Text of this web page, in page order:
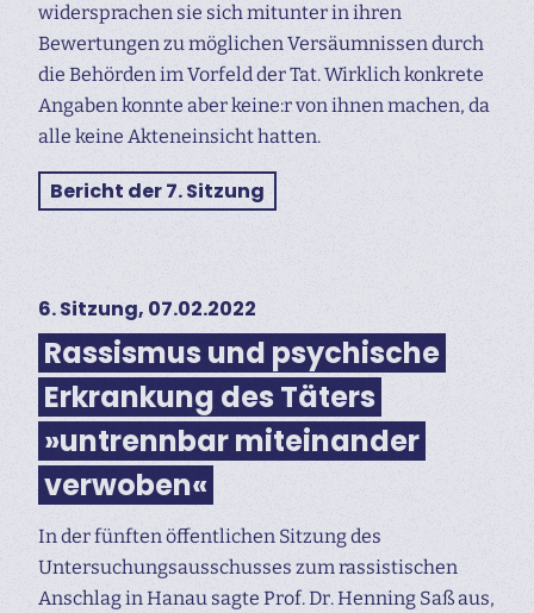
widersprachen sie sich mitunter in ihren
Bewertungen zu möglichen Versäumnissen durch
die Behörden im Vorfeld der Tat. Wirklich konkrete
Angaben konnte aber keine:r von ihnen machen, da
alle keine Akteneinsicht hatten.
Bericht der 7. Sitzung
6. Sitzung, 07.02.2022
Rassismus und psychische
Erkrankung des Täters
»untrennbar miteinander
verwoben«
In der fünften öffentlichen Sitzung des
Untersuchungs­ausschusses zum rassistischen
Anschlag in Hanau sagte Prof. Dr. Henning Saß aus,